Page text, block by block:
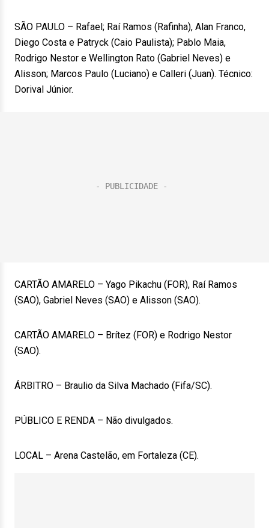
SÃO PAULO – Rafael; Raí Ramos (Rafinha), Alan Franco,
Diego Costa e Patryck (Caio Paulista); Pablo Maia,
Rodrigo Nestor e Wellington Rato (Gabriel Neves) e
Alisson; Marcos Paulo (Luciano) e Calleri (Juan). Técnico:
Dorival Júnior.
CARTÃO AMARELO – Yago Pikachu (FOR), Raí Ramos
(SAO), Gabriel Neves (SAO) e Alisson (SAO).
CARTÃO AMARELO – Brítez (FOR) e Rodrigo Nestor
(SAO).
ÁRBITRO – Braulio da Silva Machado (Fifa/SC).
PÚBLICO E RENDA – Não divulgados.
LOCAL – Arena Castelão, em Fortaleza (CE).